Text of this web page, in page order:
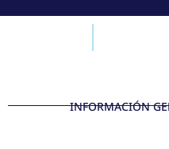
INFORMACIÓN